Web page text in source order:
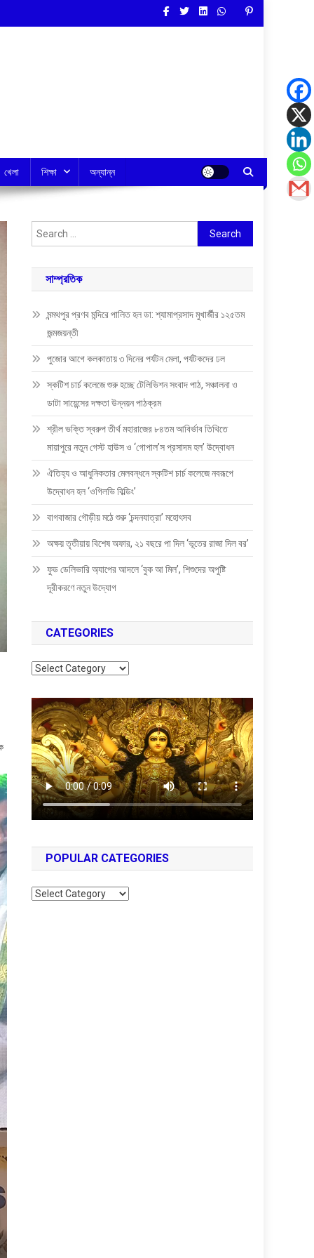
খেলা শিক্ষা অন্যান্ন
Search
for:
সাম্প্রতিক
মন্মথপুর প্রণব মন্দিরে পালিত হল ডা: শ্যামাপ্রসাদ মুখার্জীর ১২৫তম
জন্মজয়ন্তী
পুজোর আগে কলকাতায় ৩ দিনের পর্যটন মেলা, পর্যটকদের ঢল
স্কটিশ চার্চ কলেজে শুরু হচ্ছে টেলিভিশন সংবাদ পাঠ, সঞ্চালনা ও
ডাটা সায়েন্সের দক্ষতা উন্নয়ন পাঠক্রম
শ্রীল ভক্তি স্বরুপ তীর্থ মহারাজের ৮৪তম আবির্ভাব তিথিতে
মায়াপুরে নতুন গেস্ট হাউস ও ‘গোপাল’স প্রসাদম হল’ উদ্বোধন
ঐতিহ্য ও আধুনিকতার মেলবন্ধনে স্কটিশ চার্চ কলেজে নবরূপে
উদ্বোধন হল ‘ওগিলভি বিল্ডিং’
বাগবাজার গৌড়ীয় মঠে শুরু ‘চন্দনযাত্রা’ মহোৎসব
অক্ষয় তৃতীয়ায় বিশেষ অফার, ২১ বছরে পা দিল ‘ভূতের রাজা দিল বর’
ফুড ডেলিভারি অ্যাপের আদলে ‘বুক আ মিল’, শিশুদের অপুষ্টি
দূরীকরণে নতুন উদ্যোগ
CATEGORIES
Categories
POPULAR CATEGORIES
Popular